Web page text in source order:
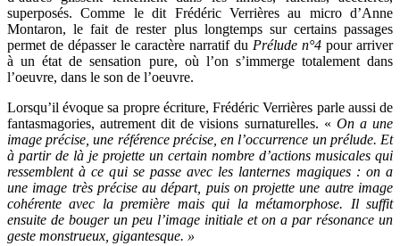
superposés. Comme le dit Frédéric Verrières au micro d’Anne
Montaron, le fait de rester plus longtemps sur certains passages
permet de dépasser le caractère narratif du Prélude n°4 pour arriver
à un état de sensation pure, où l’on s’immerge totalement dans
l’oeuvre, dans le son de l’oeuvre.
Lorsqu’il évoque sa propre écriture, Frédéric Verrières parle aussi de
fantasmagories, autrement dit de visions surnaturelles. « On a une
image précise, une référence précise, en l’occurrence un prélude. Et
à partir de là je projette un certain nombre d’actions musicales qui
ressemblent à ce qui se passe avec les lanternes magiques : on a
une image très précise au départ, puis on projette une autre image
cohérente avec la première mais qui la métamorphose. Il suffit
ensuite de bouger un peu l’image initiale et on a par résonance un
geste monstrueux, gigantesque. »